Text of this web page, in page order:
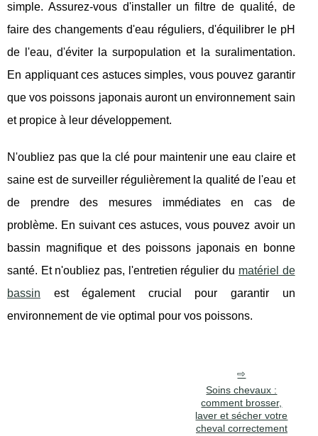
simple. Assurez-vous d'installer un filtre de qualité, de
faire des changements d'eau réguliers, d'équilibrer le pH
de l'eau, d'éviter la surpopulation et la suralimentation.
En appliquant ces astuces simples, vous pouvez garantir
que vos poissons japonais auront un environnement sain
et propice à leur développement.
N'oubliez pas que la clé pour maintenir une eau claire et
saine est de surveiller régulièrement la qualité de l'eau et
de prendre des mesures immédiates en cas de
problème. En suivant ces astuces, vous pouvez avoir un
bassin magnifique et des poissons japonais en bonne
santé. Et n'oubliez pas, l'entretien régulier du matériel de
bassin est également crucial pour garantir un
environnement de vie optimal pour vos poissons.
Soins chevaux :
comment brosser,
laver et sécher votre
cheval correctement